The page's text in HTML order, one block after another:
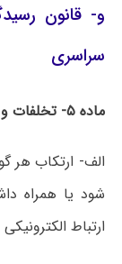
و- قانون
سراسری
ماده ۵- تخلفات و جرایم در این قانون مشتمل بر موارد زیر است:
الف- ارتکاب هر
شود یا همراه
ارتباط